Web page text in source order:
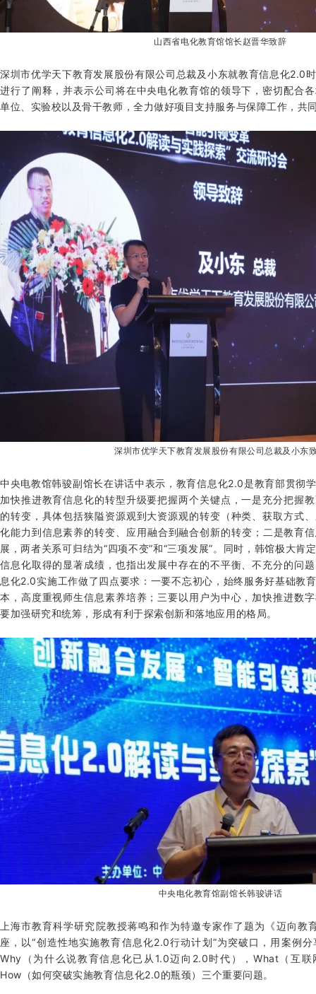
山西省电化教育馆馆长赵晋华致辞
深圳市优学天下教育发展股份有限公司总裁及小东就教育信息化2.0
进行了阐释，并表示公司将在中央电化教育馆的领导下，密切配合
单位、实验校以及骨干教师，全力做好项目支持服务与保障工作，共
深圳市优学天下教育发展股份有限公司总裁及小东
中央电教馆韩骏副馆长在讲话中表示，教育信息化2.0是教育部贯彻
加快推进教育信息化的转型升级要把握两个关键点，一是充分把握
的转变，具体包括狭隘资源观到大资源观的转变（种类、获取方式
化能力到信息素养的转变、应用融合到融合创新的转变；二是教育
展，两者关系可归结为“四项不变”和“三项发展”。同时，韩馆极大肯
信息化取得的显著成绩，也指出发展中存在的不平衡、不充分的问
息化2.0实施工作做了四点要求：一要不忘初心，始终服务好基础教
本，高度重视师生信息素养培养；三要以用户为中心，加快推进数
要加强研究和统筹，形成有利于探索创新和落地应用的格局。
中央电化教育馆副馆长韩骏讲话
上海市教育科学研究院教授蒋鸣和作为特邀专家作了题为《迈向教
座，以“创造性地实施教育信息化2.0行动计划”为突破口，用案例
Why（为什么说教育信息化已从1.0迈向2.0时代），What（互
How（如何突破实施教育信息化2.0的瓶颈）三个重要问题。